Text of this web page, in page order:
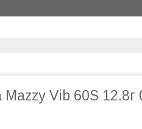
Vib 60S 12.8г